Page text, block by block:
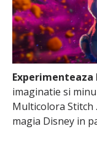
Experimenteaza
imaginatie si
Multicolora Stitch
magia Disney in